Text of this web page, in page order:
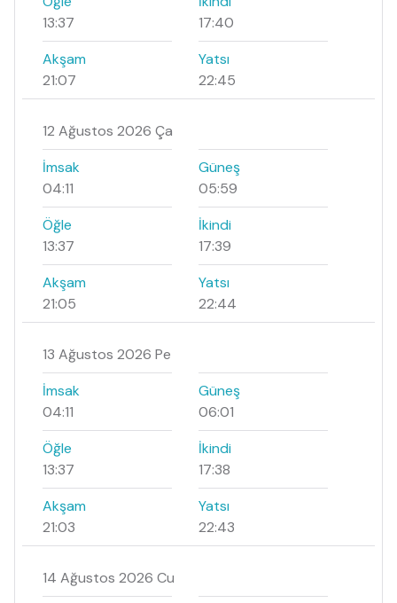
13:37
17:40
Akşam
21:07
Yatsı
22:45
12 Ağustos 2026 Ça
İmsak
04:11
Güneş
05:59
Öğle
13:37
İkindi
17:39
Akşam
21:05
Yatsı
22:44
13 Ağustos 2026 Pe
İmsak
04:11
Güneş
06:01
Öğle
13:37
İkindi
17:38
Akşam
21:03
Yatsı
22:43
14 Ağustos 2026 Cu